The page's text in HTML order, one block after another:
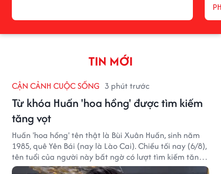
TIN MỚI
CẬN CẢNH CUỘC SỐNG 3 phút trước
Từ khóa Huấn 'hoa hồng' được tìm kiếm
tăng vọt
Huấn 'hoa hồng' tên thật là Bùi Xuân Huấn, sinh năm
1985, quê Yên Bái (nay là Lào Cai). Chiều tối nay (6/8),
tên tuổi của người này bất ngờ có lượt tìm kiếm tăng
vọt.